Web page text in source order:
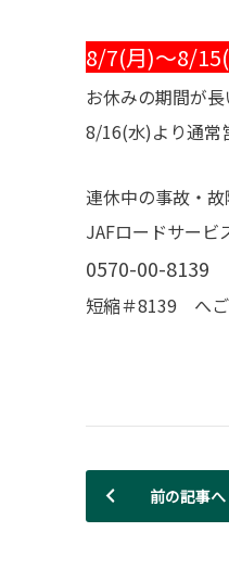
8/7(月)～8/
お休みの期間が
8/16(水)より通常
連休中の事故・
JAFロードサービ
0570-00-8139
短縮＃8139 へご
前の記事へ